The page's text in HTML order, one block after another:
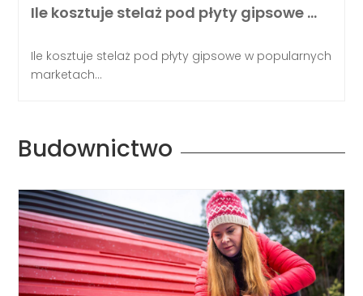
Ile kosztuje stelaż pod płyty gipsowe …
Ile kosztuje stelaż pod płyty gipsowe w popularnych
marketach...
Budownictwo